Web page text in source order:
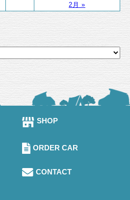
2月 »
SHOP
ORDER CAR
CONTACT